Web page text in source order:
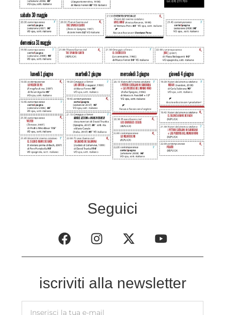
Seguici
iscriviti alla newsletter